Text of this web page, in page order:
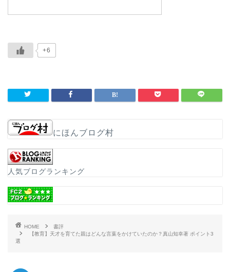
+6
にほんブログ村
人気ブログランキング
HOME
書評
【教育】天才を育てた親はどんな言葉をかけていたのか？真山知幸著 ポイント3
選